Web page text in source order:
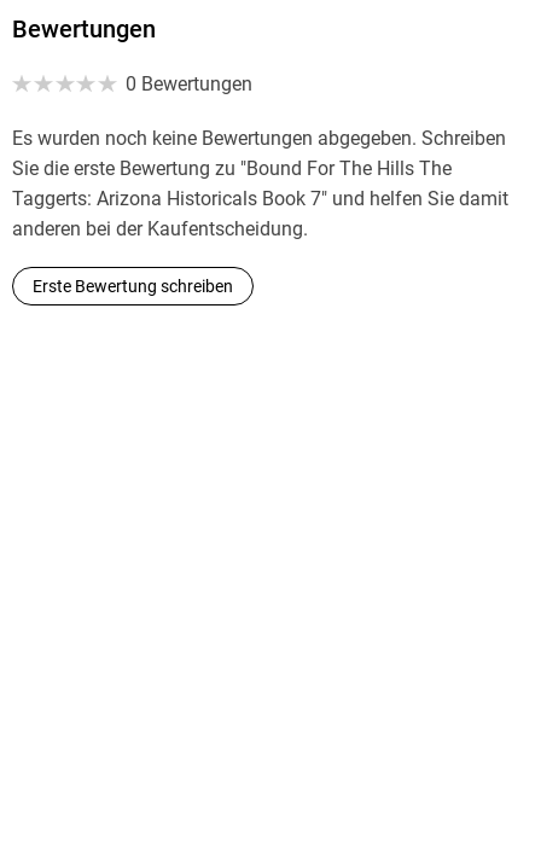
Bewertungen
0 Bewertungen
Es wurden noch keine Bewertungen abgegeben. Schreiben
Sie die erste Bewertung zu "Bound For The Hills The
Taggerts: Arizona Historicals Book 7" und helfen Sie damit
anderen bei der Kaufentscheidung.
Erste Bewertung schreiben